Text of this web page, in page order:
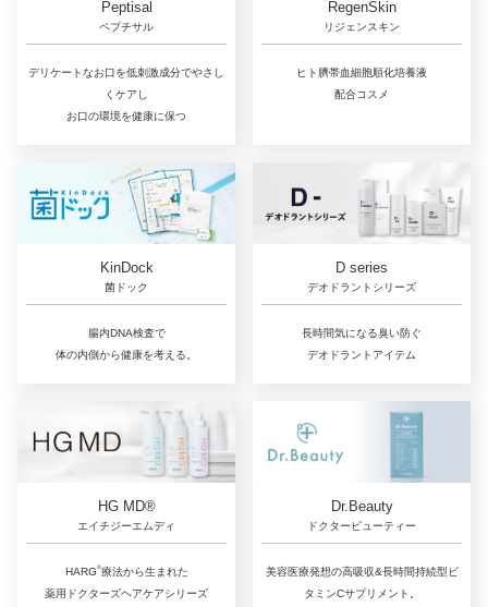
Peptisal
ペプチサル
デリケートなお口を低刺激成分でやさし
くケアし
お口の環境を健康に保つ
RegenSkin
リジェンスキン
ヒト臍帯血細胞順化培養液
配合コスメ
KinDock
菌ドック
腸内DNA検査で
体の内側から健康を考える。
D series
デオドラントシリーズ
長時間気になる臭い防ぐ
デオドラントアイテム
HG MD®
エイチジーエムディ
HARG®療法から生まれた
薬用ドクターズヘアケアシリーズ
Dr.Beauty
ドクタービューティー
美容医療発想の高吸収&長時間持続型ビ
タミンCサプリメント。